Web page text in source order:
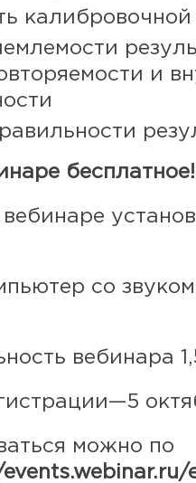
и
бесплатное!
со
вебинара
можно по